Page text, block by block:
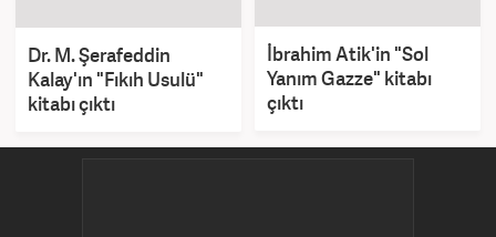
Dr. M. Şerafeddin
Kalay'ın "Fıkıh Usulü"
kitabı çıktı
İbrahim Atik'in "Sol
Yanım Gazze" kitabı
çıktı